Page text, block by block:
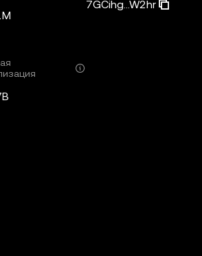
7GCihg...W2hr